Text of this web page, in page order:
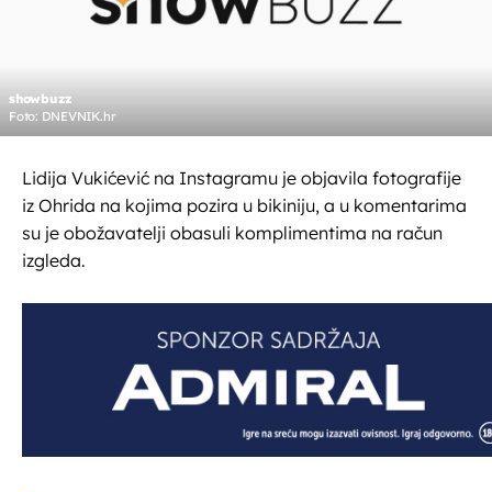
showbuzz
Foto: DNEVNIK.hr
Lidija Vukićević na Instagramu je objavila fotografije
iz Ohrida na kojima pozira u bikiniju, a u komentarima
su je obožavatelji obasuli komplimentima na račun
izgleda.